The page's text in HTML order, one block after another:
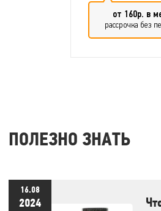
от 160р. в
рассрочка без
ПОЛЕЗНО ЗНАТЬ
16.08
2024